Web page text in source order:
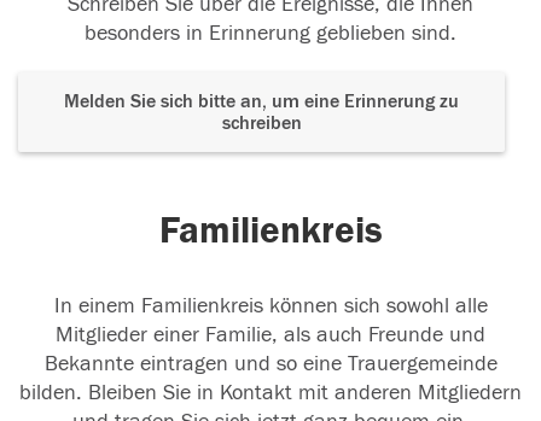
besonders in Erinnerung geblieben sind.
Melden Sie sich bitte an, um eine Erinnerung zu
schreiben
Familienkreis
In einem Familienkreis können sich sowohl alle
Mitglieder einer Familie, als auch Freunde und
Bekannte eintragen und so eine Trauergemeinde
bilden. Bleiben Sie in Kontakt mit anderen Mitgliedern